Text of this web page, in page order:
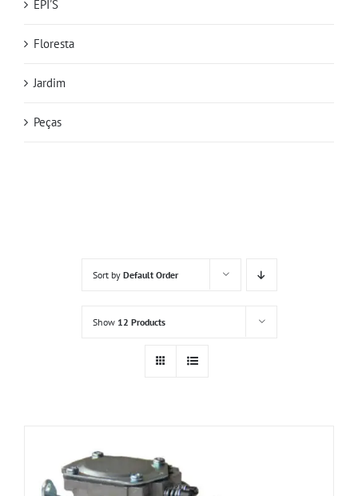
Sort by Default Order
Show 12 Products
EPI'S
Floresta
Jardim
Peças